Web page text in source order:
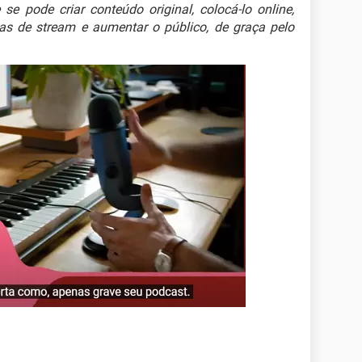
pode criar conteúdo original, colocá-lo online,
de stream e aumentar o público, de graça pelo